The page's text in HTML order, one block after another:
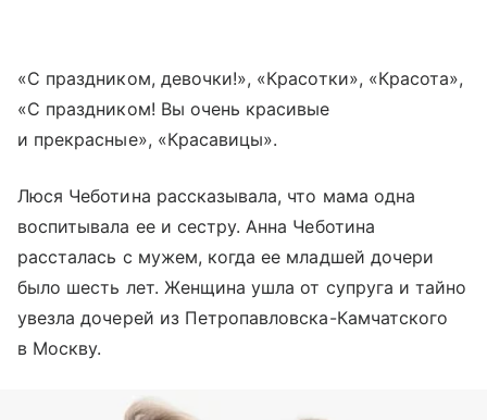
«С праздником, девочки!», «Красотки», «Красота»,
«С праздником! Вы очень красивые
и прекрасные», «Красавицы».
Люся Чеботина рассказывала, что мама одна
воспитывала ее и сестру. Анна Чеботина
рассталась с мужем, когда ее младшей дочери
было шесть лет. Женщина ушла от супруга и тайно
увезла дочерей из Петропавловска-Камчатского
в Москву.